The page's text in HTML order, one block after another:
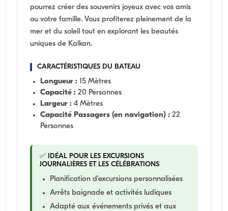
pourrez créer des souvenirs joyeux avec vos amis
ou votre famille. Vous profiterez pleinement de la
mer et du soleil tout en explorant les beautés
uniques de Kalkan.
CARACTÉRISTIQUES DU BATEAU
Longueur : 15 Mètres
Capacité : 20 Personnes
Largeur : 4 Mètres
Capacité Passagers (en navigation) : 22
Personnes
✅ IDÉAL POUR LES EXCURSIONS
JOURNALIÈRES ET LES CÉLÉBRATIONS
Planification d'excursions personnalisées
Arrêts baignade et activités ludiques
Adapté aux événements privés et aux